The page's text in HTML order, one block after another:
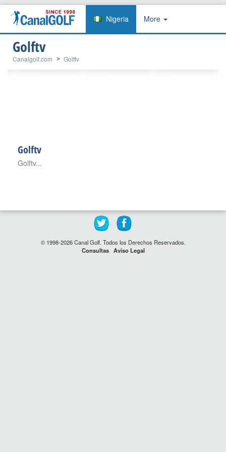
Nigeria More
Golftv
Canalgolf.com Golftv
Golftv
Golftv...
© 1998-2026 Canal Golf. Todos los Derechos Reservados.
Consultas Aviso Legal